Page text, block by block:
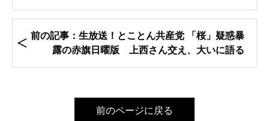
前の記事：生放送！とことん共産党 「桜」疑惑暴
露の赤旗日曜版 上西さん交え、大いに語る
前のページに戻る